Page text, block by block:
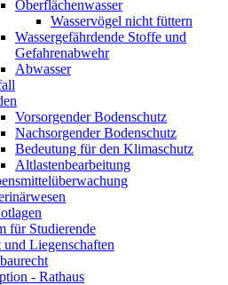
Oberflächenwasser
Wasservögel nicht füttern
Wassergefährdende Stoffe und
Gefahrenabwehr
Abwasser
Vorsorgender Bodenschutz
Nachsorgender Bodenschutz
Bedeutung für den Klimaschutz
Altlastenbearbeitung
für Studierende
Liegenschaften
- Rathaus